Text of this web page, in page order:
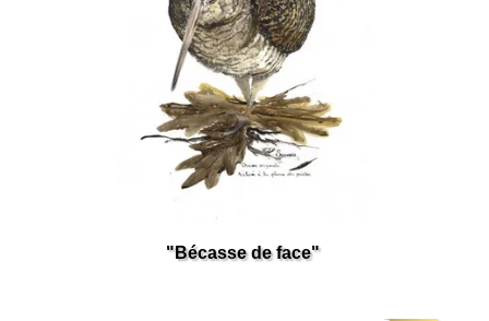
"Bécasse de face" ​